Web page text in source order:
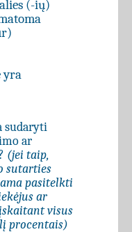
(-ių)
yra
sudaryti
ar
(jei taip,
sutarties
pasitelkti
ar
visus
procentais)